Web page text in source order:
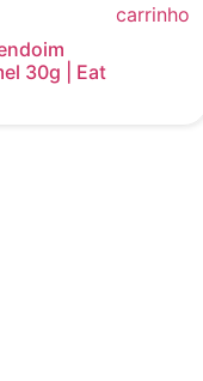
30g | Eat
carrinho